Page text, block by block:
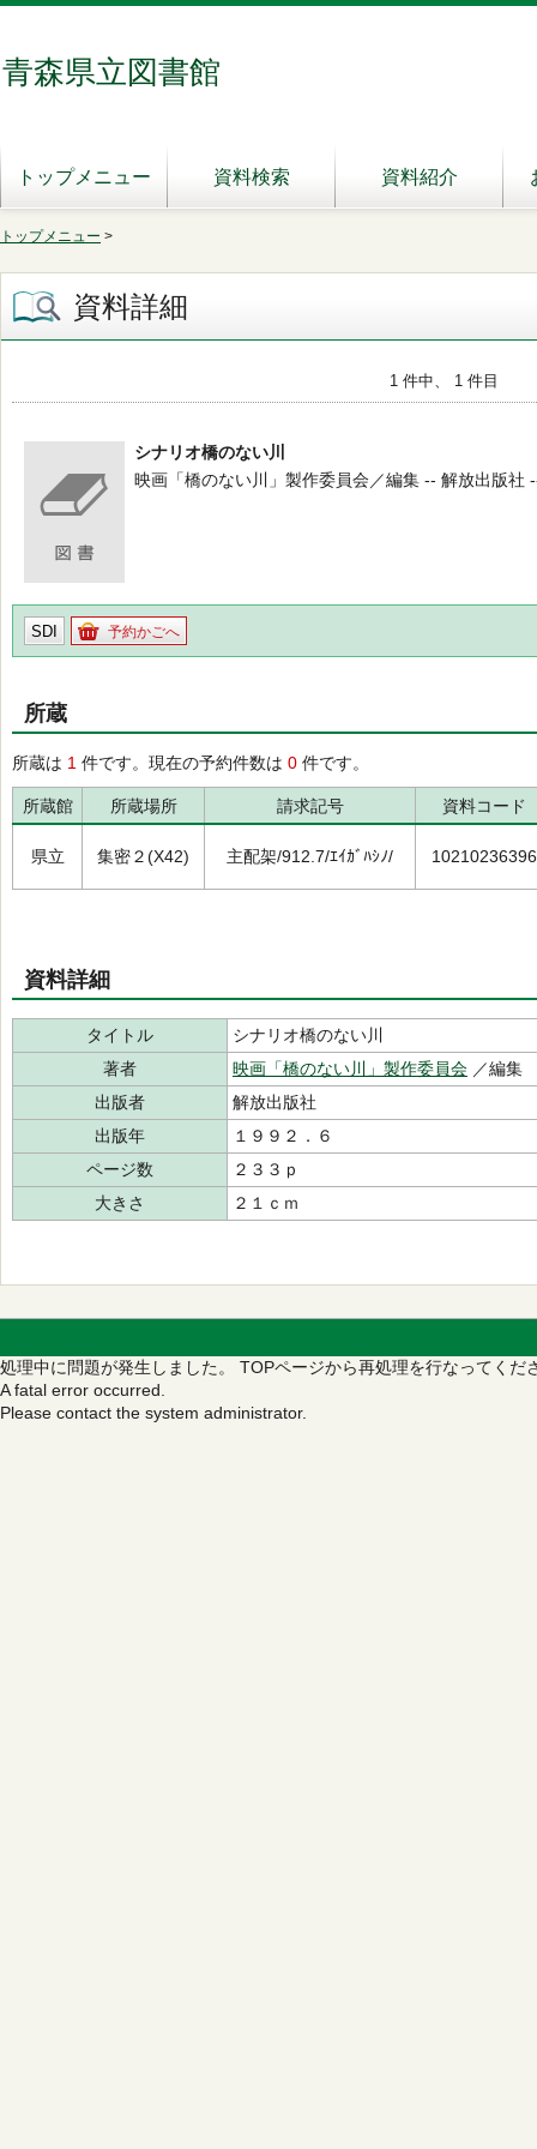
青森県立図書館
トップメニュー 資料検索 資料紹介
トップメニュー >
資料詳細
1 件中、 1 件目
シナリオ橋のない川
映画「橋のない川」製作委員会／編集 -- 解放出版社
SDI 予約かごへ
所蔵
所蔵は 1 件です。現在の予約件数は 0 件です。
所蔵館 所蔵場所 請求記号 資料コード
県立 集密２(X42) 主配架/912.7/ｴｲｶﾞﾊｼﾉ/ 10210236396
資料詳細
タイトル
シナリオ橋のない川
著者
映画「橋のない川」製作委員会 ／編集
出版者
解放出版社
出版年
１９９２．６
ページ数
２３３ｐ
大きさ
２１ｃｍ
処理中に問題が発生しました。 TOPページから再処理を行なってくだ
A fatal error occurred.
Please contact the system administrator.